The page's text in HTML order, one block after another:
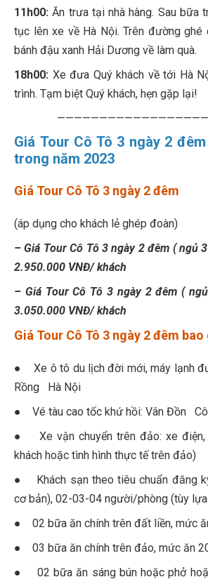
11h00: Ăn trưa tại nhà hàng. Sau bữa
tục lên xe về Hà Nội. Trên đường ghé
bánh đậu xanh Hải Dương về làm quà.
18h00: Xe đưa Quý khách về tới Hà
trình. Tạm biệt Quý khách, hẹn gặp lại!
Giá Tour Cô Tô 3 ngày 2
trong năm 2023
Giá Tour Cô Tô 3 ngày 2 đêm
(áp dụng cho khách lẻ ghép đoàn)
– Giá Tour Cô Tô 3 ngày 2 đêm ( ngủ
2.950.000 VNĐ/ khách
– Giá Tour Cô Tô 3 ngày 2 đêm (
3.050.000 VNĐ/ khách
Giá Tour Cô Tô 3 ngày 2 đêm bao
● Xe ô tô du lịch đời mới, máy lạnh
Rồng Hà Nội
● Vé tàu cao tốc khứ hồi: Vân Đồn
● Xe vận chuyển trên đảo: xe điện,
khách hoặc tình hình thực tế trên đảo)
● Khách sạn theo tiêu chuẩn đăng
cơ bản), 02-03-04 người/phòng (tùy
● 02 bữa ăn chính trên đất liền, mức
● 03 bữa ăn chính trên đảo, mức ăn
● 02 bữa ăn sáng bún hoặc phở